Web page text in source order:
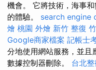
機會。 它將技術，海事
的體驗。 search engine
燴 桃園 外燴 新竹 整復
Google商家檔案 記帳士
分地使用網站服務，並且
數據控制器刪除。 台北